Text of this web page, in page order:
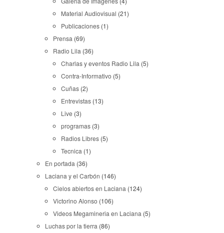
Material Audiovisual (21)
Publicaciones (1)
Prensa (69)
Radio Lila (36)
Charlas y eventos Radio Lila (5)
Contra-Informativo (5)
Cuñas (2)
Entrevistas (13)
Live (3)
programas (3)
Radios Libres (5)
Tecnica (1)
En portada (36)
Laciana y el Carbón (146)
Cielos abiertos en Laciana (124)
Victorino Alonso (106)
Videos Megamineria en Laciana (5)
Luchas por la tierra (86)